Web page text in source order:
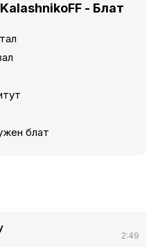
- Блат
блат
2:49